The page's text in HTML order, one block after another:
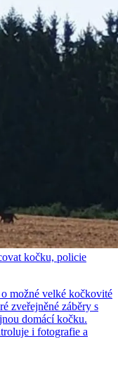
kočku, policie
možné velké kočkovité
zveřejněné záběry s
domácí kočku.
i fotografie a